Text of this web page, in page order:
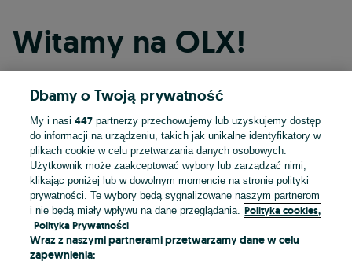
Witamy na OLX!
Kontynuuj przez Facebooka
Kontynuuj przez konto Apple
Kontynuuj przez konto Google
LUB
Dbamy o Twoją prywatność
My i nasi447 partnerzy przechowujemy lub uzyskujemy dostęp
do informacji na urządzeniu, takich jak unikalne identyfikatory w
plikach cookie w celu przetwarzania danych osobowych.
Użytkownik może zaakceptować wybory lub zarządzać nimi,
klikając poniżej lub w dowolnym momencie na stronie polityki
prywatności. Te wybory będą sygnalizowane naszym partnerom
i nie będą miały wpływu na dane przeglądania.
Polityka cookies,
Polityka Prywatności
Wraz z naszymi partnerami przetwarzamy dane w celu
zapewnienia: